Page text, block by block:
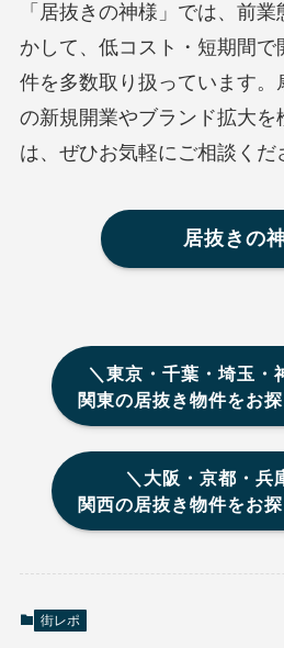
「居抜きの神様」では、前
かして、低コスト・短期間で
件を多数取り扱っています。
の新規開業やブランド拡大を
は、ぜひお気軽にご相談くだ
居抜きの
＼東京・千葉・埼玉・
関東の居抜き物件をお
＼大阪・京都・兵
関西の居抜き物件をお
街レポ